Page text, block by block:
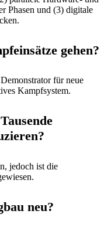
Phasen und (3) digitale
gehen?
für neue
Kampfsystem.
jedoch ist die
neu?